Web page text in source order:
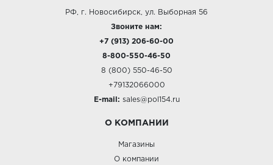
РФ, г. Новосибирск, ул. Выборная 56
Звоните нам:
+7 (913) 206-60-00
8-800-550-46-50
8 (800) 550-46-50
+79132066000
E-mail: sales@pol154.ru
О КОМПАНИИ
Магазины
О компании